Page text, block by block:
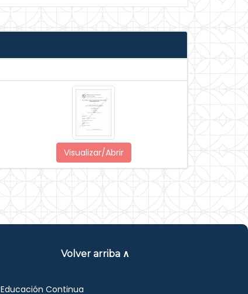
Visualizar/Abrir
Volver arriba ∧
Educación Continua